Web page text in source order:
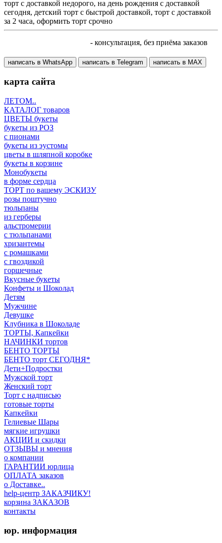
торт с доставкой недорого, на день рождения с доставкой
сегодня, детский торт с быстрой доставкой, торт с доставкой
за 2 часа, оформить торт срочно
- консультация, без приёма заказов
написать в WhatsApp написать в Telegram написать в МАХ
карта сайта
ЛЕТОМ..
КАТАЛОГ товаров
ЦВЕТЫ букеты
букеты из РОЗ
с пионами
букеты из эустомы
цветы в шляпной коробке
букеты в корзине
Монобукеты
в форме сердца
ТОРТ по вашему ЭСКИЗУ
розы поштучно
тюльпаны
из герберы
альстромерии
с тюльпанами
хризантемы
с ромашками
с гвоздикой
горшечные
Вкусные букеты
Конфеты и Шоколад
Детям
Мужчине
Девушке
Клубника в Шоколаде
ТОРТЫ, Капкейки
НАЧИНКИ тортов
БЕНТО ТОРТЫ
БЕНТО торт СЕГОДНЯ*
Дети+Подростки
Мужской торт
Женский торт
Торт с надписью
готовые торты
Капкейки
Гелиевые Шары
мягкие игрушки
АКЦИИ и скидки
ОТЗЫВЫ и мнения
о компании
ГАРАНТИИ юрлица
ОПЛАТА заказов
о Доставке..
help-центр ЗАКАЗЧИКУ!
корзина ЗАКАЗОВ
контакты
юр. информация